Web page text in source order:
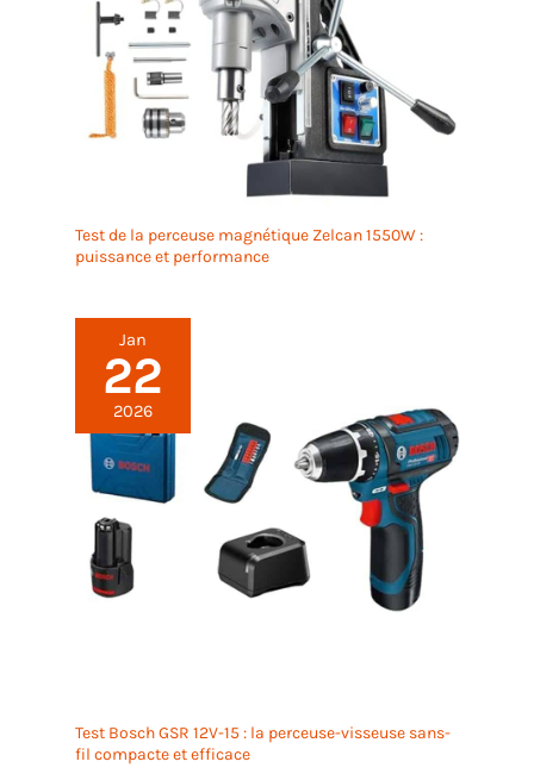
Rangez la perceuse dans le sac en tissu après
utilisation, évitez de confondre vos outils, protégez-
les des dommages et prolongez leur durée de vie.
Portefeuille d'accessoires performants: Un métal de
haute qualité devient finalement l'accessoire de
cette visseuse sans fil après un processus
rigoureux: 6 x tournevis, 3 x forets hélicoïdaux, 3 x
forets Brad Point, 9 x clés à douille, 1 x adaptateur
de socle, 1 x porte-tournevis hexagonal, 1 x chasse-
pouces) peut être remplacé librement par des
accessoires. Nous faisons attention à chaque
léger et solide et vous offre une expérience portable
et une protection; Des lampes LED de haute qualité
éclairent l'obscurité, même dans l'obscurité vous
pouvez travailler facilement; La poignée
ergonomique améliore le confort de prise en main
et réduit la fatigue.
Test de la perceuse magnétique Zelcan 1550W :
puissance et performance
Jan
22
2026
Test Bosch GSR 12V-15 : la perceuse-visseuse sans-
fil compacte et efficace